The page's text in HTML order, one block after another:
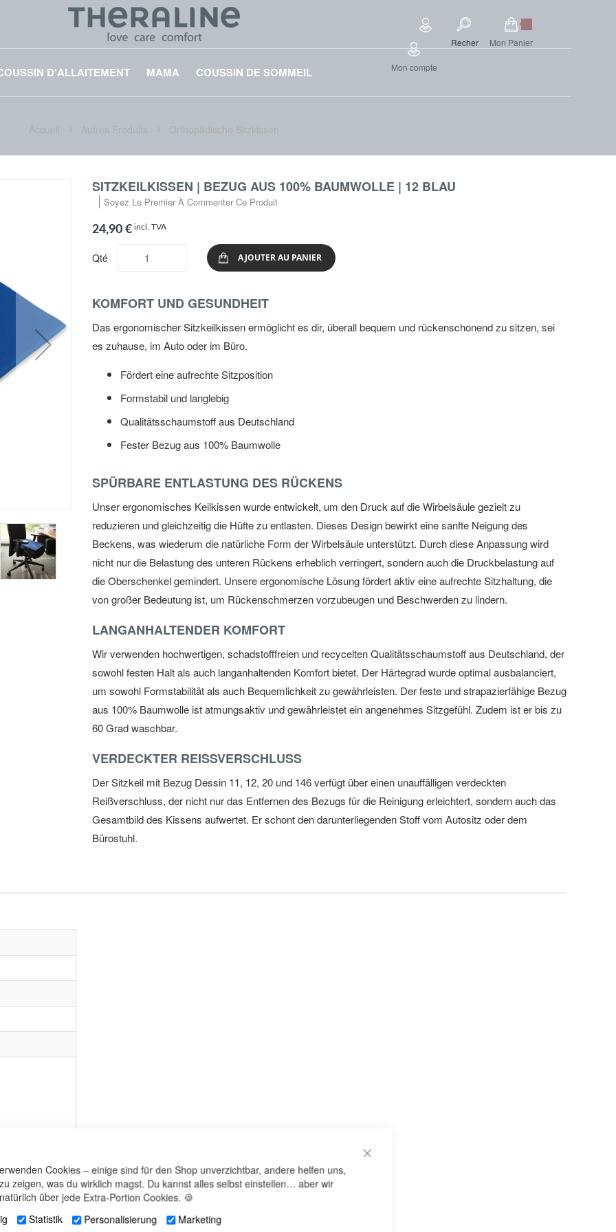
Cookies – einige sind für den Shop unverzichtbar, andere helfen uns,
zeigen, was du wirklich magst. Du kannst alles selbst einstellen… aber wir
über jede Extra-Portion Cookies. 🍪
Statistik Personalisierung Marketing
Mon Panier
Recher
Mon compte
D'ALLAITEMENT MAMA COUSSIN DE SOMMEIL
Accueil Autres Produits Orthopädische Sitzkissen
SITZKEILKISSEN | BEZUG AUS 100% BAUMWOLLE | 12 BLAU
Soyez Le Premier À Commenter Ce Produit
24,90 € incl. TVA
Qté AJOUTER AU PANIER
KOMFORT UND GESUNDHEIT
Das ergonomischer Sitzkeilkissen ermöglicht es dir, überall bequem und rückenschonend zu sitzen, sei
es zuhause, im Auto oder im Büro.
Fördert eine aufrechte Sitzposition
Formstabil und langlebig
Qualitätsschaumstoff aus Deutschland
Fester Bezug aus 100% Baumwolle
SPÜRBARE ENTLASTUNG DES RÜCKENS
Unser ergonomisches Keilkissen wurde entwickelt, um den Druck auf die Wirbelsäule gezielt zu
reduzieren und gleichzeitig die Hüfte zu entlasten. Dieses Design bewirkt eine sanfte Neigung des
Beckens, was wiederum die natürliche Form der Wirbelsäule unterstützt. Durch diese Anpassung wird
nicht nur die Belastung des unteren Rückens erheblich verringert, sondern auch die Druckbelastung auf
die Oberschenkel gemindert. Unsere ergonomische Lösung fördert aktiv eine aufrechte Sitzhaltung, die
von großer Bedeutung ist, um Rückenschmerzen vorzubeugen und Beschwerden zu lindern.
LANGANHALTENDER KOMFORT
Wir verwenden hochwertigen, schadstofffreien und recycelten Qualitätsschaumstoff aus Deutschland, der
sowohl festen Halt als auch langanhaltenden Komfort bietet. Der Härtegrad wurde optimal ausbalanciert,
um sowohl Formstabilität als auch Bequemlichkeit zu gewährleisten. Der feste und strapazierfähige Bezug
aus 100% Baumwolle ist atmungsaktiv und gewährleistet ein angenehmes Sitzgefühl. Zudem ist er bis zu
60 Grad waschbar.
VERDECKTER REISSVERSCHLUSS
Der Sitzkeil mit Bezug Dessin 11, 12, 20 und 146 verfügt über einen unauffälligen verdeckten
Reißverschluss, der nicht nur das Entfernen des Bezugs für die Reinigung erleichtert, sondern auch das
Gesamtbild des Kissens aufwertet. Er schont den darunterliegenden Stoff vom Autositz oder dem
Bürostuhl.
!